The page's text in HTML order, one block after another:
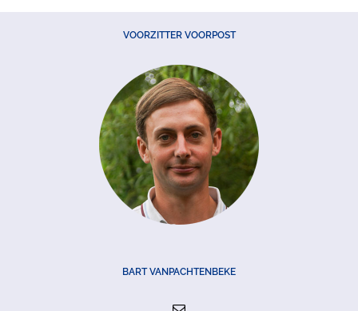
VOORZITTER VOORPOST
BART VANPACHTENBEKE